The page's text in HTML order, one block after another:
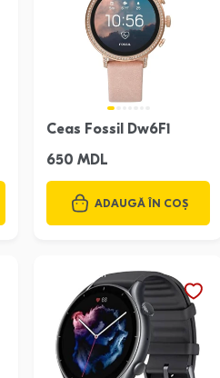
Ceas Fossil Dw6F1
650 MDL
ADAUGĂ ÎN COȘ